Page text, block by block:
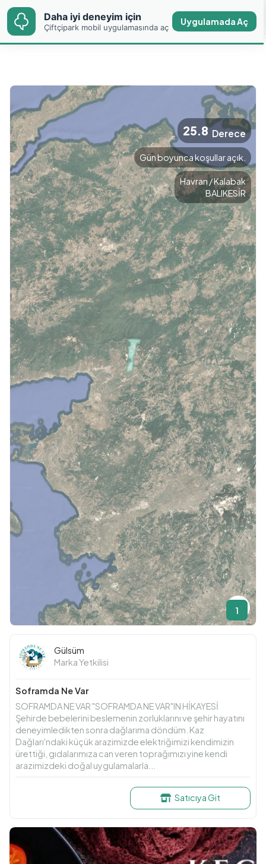
Daha iyi deneyim için
Çiftçipark mobil uygulamasında aç
Uygulamada Aç
Gülsüm
25.8 Derece
Gün boyunca koşullar açık.
Havran / Kalabak
BALIKESİR
1
Gülsüm
Marka Yetkilisi
Soframda Ne Var
SOFRAMDA NE VAR "SOFRAMDA NE VAR"IN HİKAYESİ
Şehirde bebelerini beslemenin zorluklarını ve şehir hayatını
deneyimledikten sonra dağlarıma döndüm. Kaz
Dağları'ndaki küçük arazimizde elektriğimizi kendimizin
ürettiği, gıdalarımıza can veren toprağımızı yine kendi
arazimizdeki doğal uygulamalarla...
Satıcıya Git
Daha iyi deneyim için
Çiftçipark mobil uygulamasında aç
Uygulamada Aç